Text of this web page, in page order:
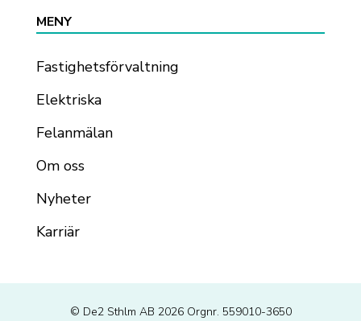
MENY
Fastighetsförvaltning
Elektriska
Felanmälan
Om oss
Nyheter
Karriär
© De2 Sthlm AB 2026 Orgnr. 559010-3650